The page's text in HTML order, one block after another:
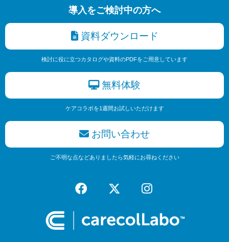
導入をご検討中の方へ
資料ダウンロード
検討に役に立つカタログや資料のPDFをご用意しています
無料体験
ケアコラボを1週間お試しいただけます
お問い合わせ
ご不明な点などありましたら気軽にお尋ねください